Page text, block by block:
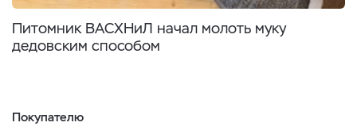
Питомник ВАСХНиЛ начал молоть муку
дедовским способом
Покупателю